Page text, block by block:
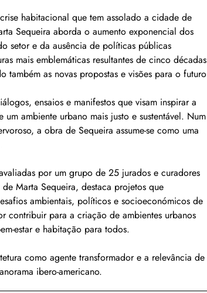
habitacional que tem assolado a cidade de
Sequeira aborda o aumento exponencial dos
setor e da ausência de políticas públicas
mais emblemáticas resultantes de cinco décadas
as novas propostas e visões para o futuro
ensaios e manifestos que visam inspirar a
ambiente urbano mais justo e sustentável. Num
a obra de Sequeira assume-se como uma
por um grupo de 25 jurados e curadores
Marta Sequeira, destaca projetos que
ambientais, políticos e socioeconómicos de
contribuir para a criação de ambientes urbanos
estar e habitação para todos.
como agente transformador e a relevância de
ibero-americano.